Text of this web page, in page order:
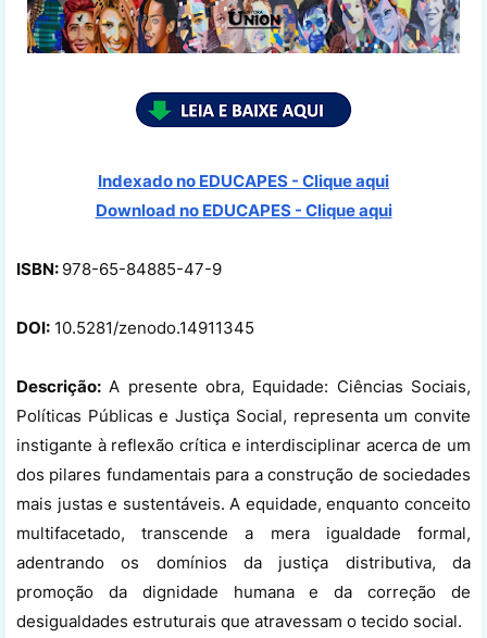
Indexado no EDUCAPES - Clique aqui
Download no EDUCAPES - Clique aqui
ISBN: 978-65-84885-47-9
DOI: 10.5281/zenodo.14911345
Descrição: A presente obra, Equidade: Ciências Sociais,
Políticas Públicas e Justiça Social, representa um convite
instigante à reflexão crítica e interdisciplinar acerca de um
dos pilares fundamentais para a construção de sociedades
mais justas e sustentáveis. A equidade, enquanto conceito
multifacetado, transcende a mera igualdade formal,
adentrando os domínios da justiça distributiva, da
promoção da dignidade humana e da correção de
desigualdades estruturais que atravessam o tecido social.